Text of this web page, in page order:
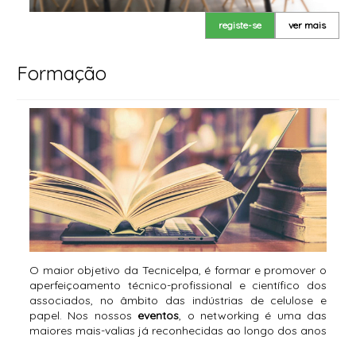
ver mais
registe-se
Formação
O maior objetivo da Tecnicelpa, é formar e promover o
aperfeiçoamento técnico-profissional e científico dos
associados, no âmbito das indústrias de celulose e
papel. Nos nossos eventos, o networking é uma das
maiores mais-valias já reconhecidas ao longo dos anos